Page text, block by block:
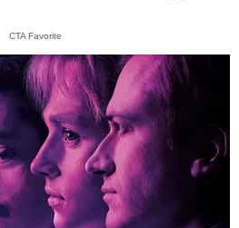
CTA Favorite